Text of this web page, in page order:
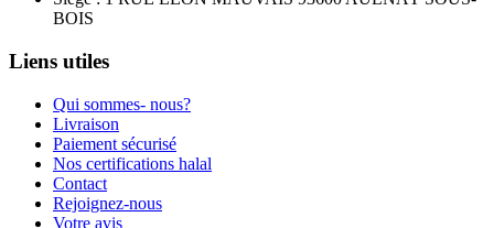
BOIS
Liens utiles
Qui sommes- nous?
Livraison
Paiement sécurisé
Nos certifications halal
Contact
Rejoignez-nous
Votre avis